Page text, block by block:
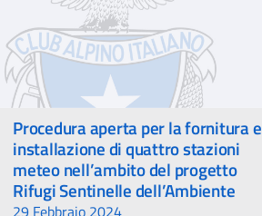
Procedura aperta per la fornitura e
installazione di quattro stazioni
meteo nell’ambito del progetto
Rifugi Sentinelle dell’Ambiente
29 Febbraio 2024